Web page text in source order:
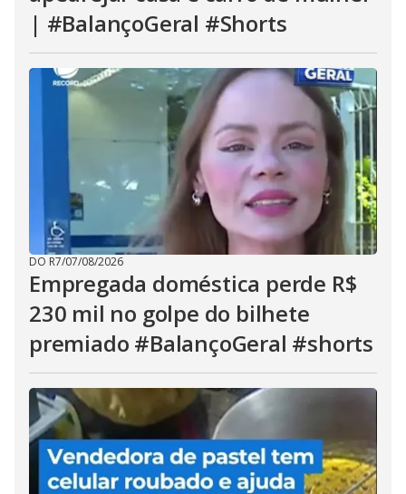
| #BalançoGeral #Shorts
DO R7/07/08/2026
Empregada doméstica perde R$
230 mil no golpe do bilhete
premiado #BalançoGeral #shorts